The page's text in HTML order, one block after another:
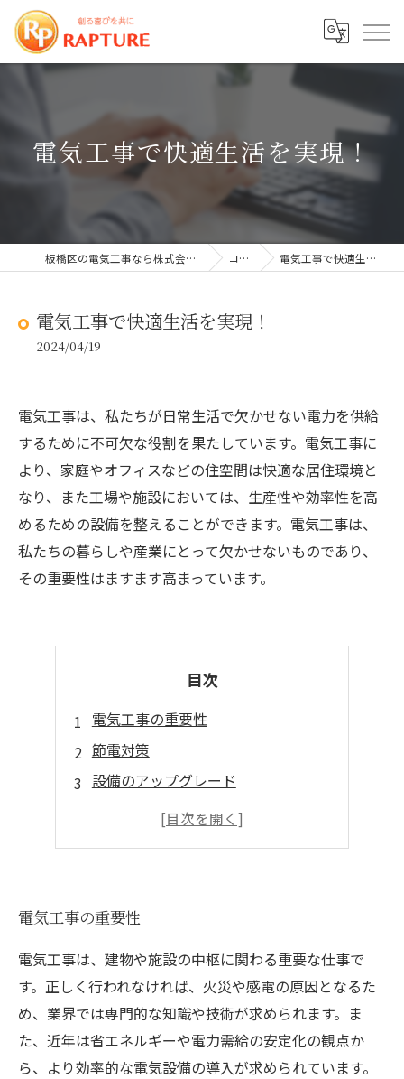
電気工事で快適生活を実現！
板橋区の電気工事なら株式会社ラプチャー コラム 電気工事で快適生活を実現！
電気工事で快適生活を実現！
2024/04/19
電気工事は、私たちが日常生活で欠かせない電力を供給
するために不可欠な役割を果たしています。電気工事に
より、家庭やオフィスなどの住空間は快適な居住環境と
なり、また工場や施設においては、生産性や効率性を高
めるための設備を整えることができます。電気工事は、
私たちの暮らしや産業にとって欠かせないものであり、
その重要性はますます高まっています。
目次
電気工事の重要性
節電対策
設備のアップグレード
電気工事の重要性
電気工事は、建物や施設の中枢に関わる重要な仕事で
す。正しく行われなければ、火災や感電の原因となるた
め、業界では専門的な知識や技術が求められます。ま
た、近年は省エネルギーや電力需給の安定化の観点か
ら、より効率的な電気設備の導入が求められています。